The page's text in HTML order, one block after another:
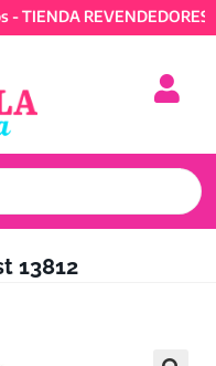
13812